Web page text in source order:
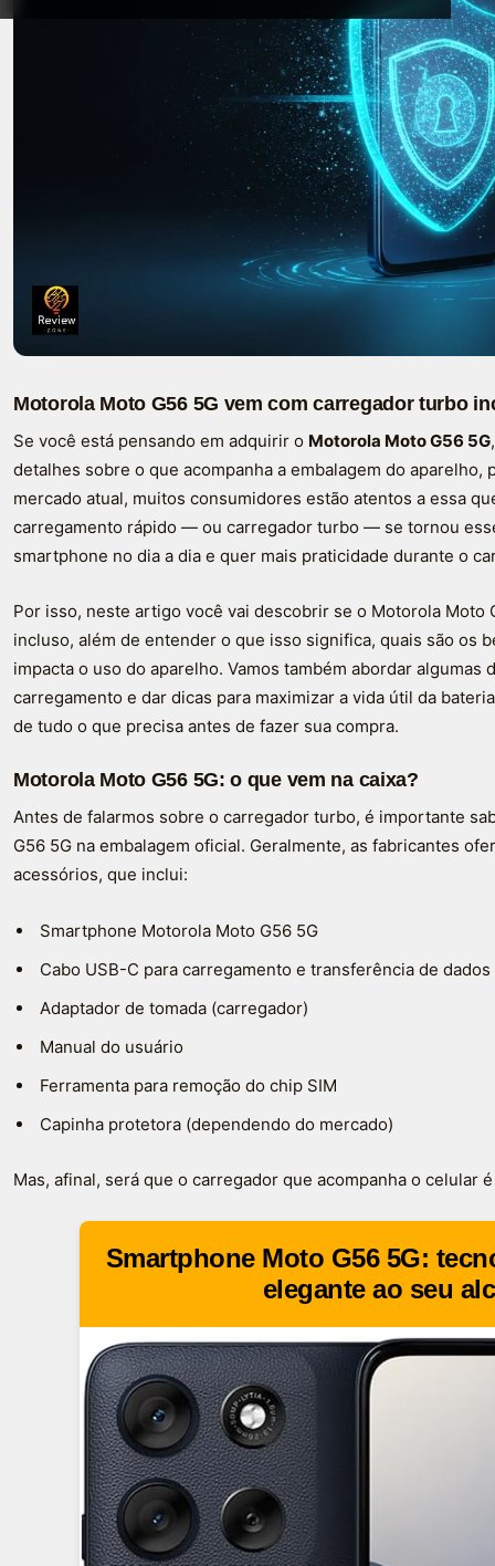
Motorola Moto G56 5G vem com carregador turbo
Se você está pensando em adquirir o Motorola Moto G56 5G
detalhes sobre o que acompanha a embalagem do
mercado atual, muitos consumidores estão atentos a essa
carregamento rápido — ou carregador turbo — se tornou
smartphone no dia a dia e quer mais praticidade durante o
Por isso, neste artigo você vai descobrir se o Motorola Moto
incluso, além de entender o que isso significa, quais são os
impacta o uso do aparelho. Vamos também abordar
carregamento e dar dicas para maximizar a vida útil da
de tudo o que precisa antes de fazer sua compra.
Motorola Moto G56 5G: o que vem na caixa?
Antes de falarmos sobre o carregador turbo, é importante
G56 5G na embalagem oficial. Geralmente, as fabricantes
acessórios, que inclui:
Smartphone Motorola Moto G56 5G
Cabo USB-C para carregamento e transferência de dados
Adaptador de tomada (carregador)
Manual do usuário
Ferramenta para remoção do chip SIM
Capinha protetora (dependendo do mercado)
Mas, afinal, será que o carregador que acompanha o celular
Smartphone Moto G56 5G:
elegante ao seu